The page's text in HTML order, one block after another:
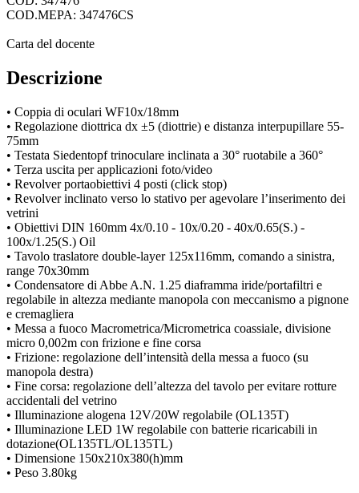
COD.MEPA: 347476CS
Carta del docente
Descrizione
• Coppia di oculari WF10x/18mm
• Regolazione diottrica dx ±5 (diottrie) e distanza interpupillare 55-
75mm
• Testata Siedentopf trinoculare inclinata a 30° ruotabile a 360°
• Terza uscita per applicazioni foto/video
• Revolver portaobiettivi 4 posti (click stop)
• Revolver inclinato verso lo stativo per agevolare l’inserimento dei
vetrini
• Obiettivi DIN 160mm 4x/0.10 - 10x/0.20 - 40x/0.65(S.) -
100x/1.25(S.) Oil
• Tavolo traslatore double-layer 125x116mm, comando a sinistra,
range 70x30mm
• Condensatore di Abbe A.N. 1.25 diaframma iride/portafiltri e
regolabile in altezza mediante manopola con meccanismo a pignone
e cremagliera
• Messa a fuoco Macrometrica/Micrometrica coassiale, divisione
micro 0,002m con frizione e fine corsa
• Frizione: regolazione dell’intensità della messa a fuoco (su
manopola destra)
• Fine corsa: regolazione dell’altezza del tavolo per evitare rotture
accidentali del vetrino
• Illuminazione alogena 12V/20W regolabile (OL135T)
• Illuminazione LED 1W regolabile con batterie ricaricabili in
dotazione(OL135TL/OL135TL)
• Dimensione 150x210x380(h)mm
• Peso 3.80kg